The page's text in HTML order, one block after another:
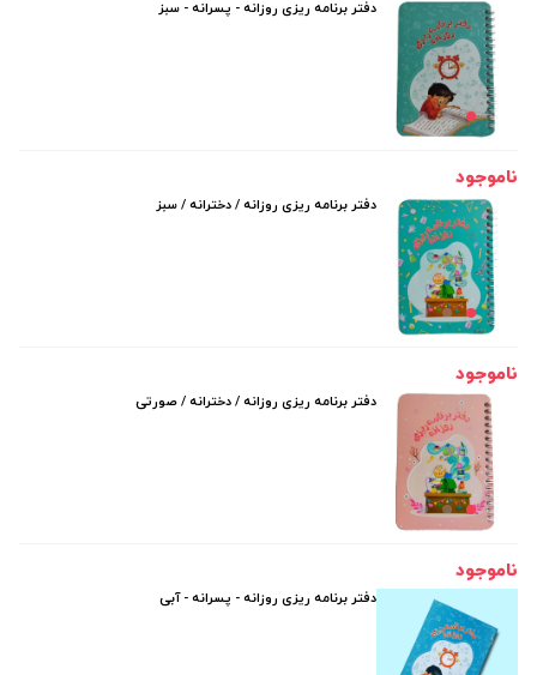
دفتر برنامه ریزی روزانه - پسرانه - سبز
ناموجود
دفتر برنامه ریزی روزانه / دخترانه / سبز
ناموجود
دفتر برنامه ریزی روزانه / دخترانه / صورتی
ناموجود
دفتر برنامه ریزی روزانه - پسرانه - آبی